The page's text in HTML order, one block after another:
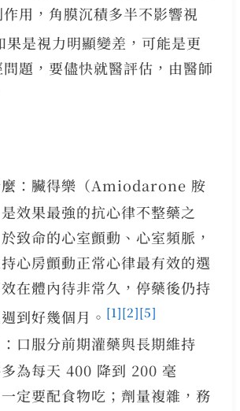
用，角膜沉積多半不影響視
果是視力明顯變差，可能是更
題，要儘快就醫評估，由醫師
：臟得樂（Amiodarone 胺
效果最強的抗心律不整藥之
致命的心室顫動、心室頻脈，
心房顫動正常心律最有效的選
在體內待非常久，停藥後仍持
到好幾個月。 [1][2][5]
：口服分前期灌藥與長期維持
多為每天 400 降到 200 毫
定要配食物吃；劑量複雜，務